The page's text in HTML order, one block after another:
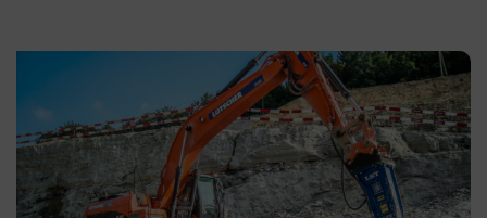
freuen wir uns über Ihre vollständige Bewerbung
per Mail. Mehr Informationen erhalten Sie hier:
Download: Stellenausschreibung Land- und
Baumaschinenmechatroniker (m/w/d). Für die
bessere Lesbarkeit des Textes wird auf […]